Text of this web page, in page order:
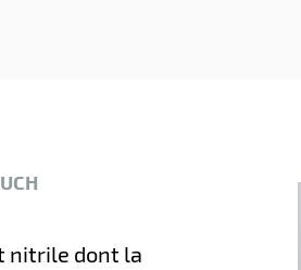
nitrile dont la